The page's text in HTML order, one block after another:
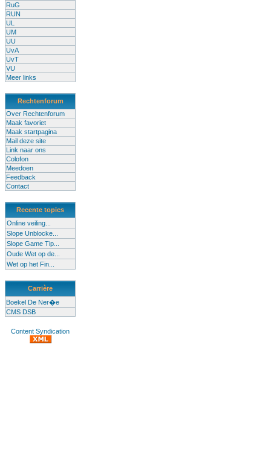
RuG
RUN
UL
UM
UU
UvA
UvT
VU
Meer links
Rechtenforum
Over Rechtenforum
Maak favoriet
Maak startpagina
Mail deze site
Link naar ons
Colofon
Meedoen
Feedback
Contact
Recente topics
Online veiling...
Slope Unblocke...
Slope Game Tip...
Oude Wet op de...
Wet op het Fin...
Carrière
Boekel De Ner�e
CMS DSB
Content Syndication